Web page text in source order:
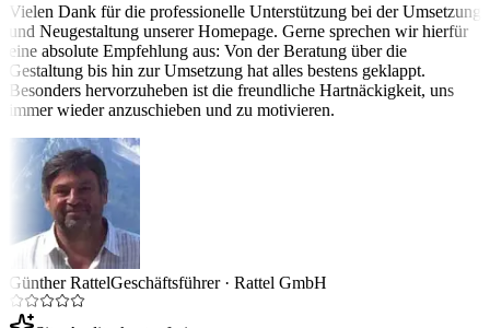
Vielen Dank für die professionelle Unterstützung bei der Umsetzung
und Neugestaltung unserer Homepage. Gerne sprechen wir hierfür
eine absolute Empfehlung aus: Von der Beratung über die
Gestaltung bis hin zur Umsetzung hat alles bestens geklappt.
Besonders hervorzuheben ist die freundliche Hartnäckigkeit, uns
immer wieder anzuschieben und zu motivieren.
Günther RattelGeschäftsführer· Rattel GmbH